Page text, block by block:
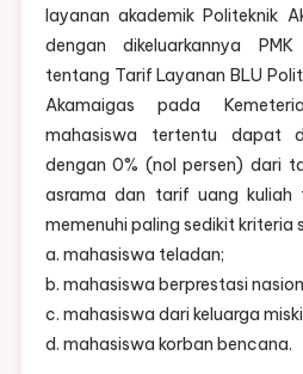
layanan akademik Politeknik
dengan dikeluarkannya
tentang Tarif Layanan BLU
Akamaigas pada
mahasiswa tertentu dapat
dengan 0% (nol persen) dari
asrama dan tarif uang kuliah
memenuhi paling sedikit kriteria
a. mahasiswa teladan;
b. mahasiswa berprestasi
c. mahasiswa dari keluarga
d. mahasiswa korban bencana.